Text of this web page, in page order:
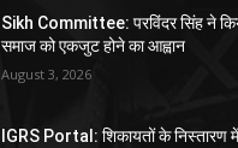
Sikh Committee: परविंदर सिंह ने
समाज को एकजुट होने का आह्वान
August 3, 2026
IGRS Portal: शिकायतों के निस्तारण